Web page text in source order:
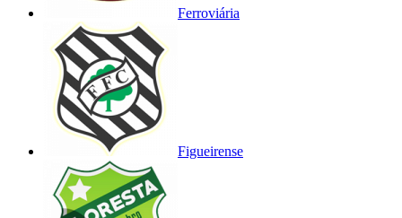
Ferroviária
Figueirense